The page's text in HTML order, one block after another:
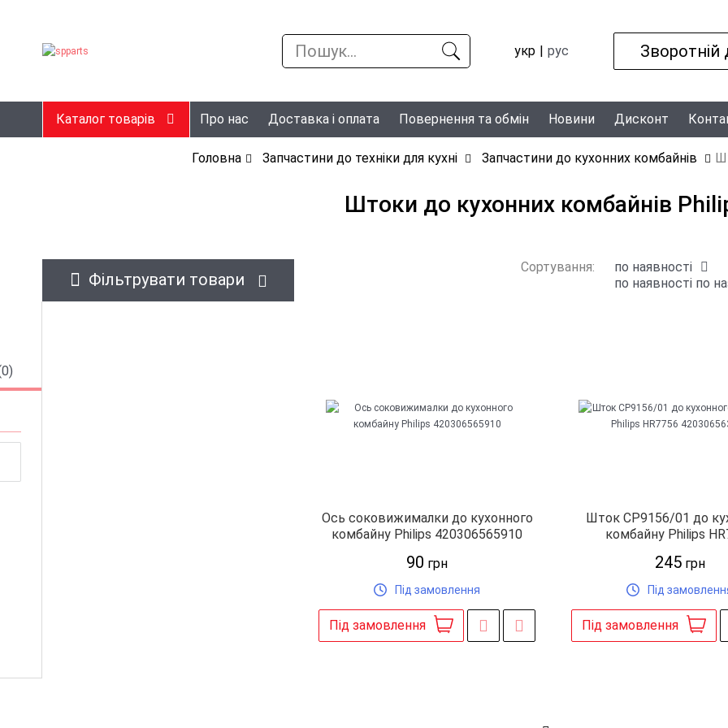
укр рус Зворотній
Каталог товарів Про нас Доставка і оплата Повернення та обмін Новини Дисконт
Головна Запчастини до техніки для кухні Запчастини до кухонних комбайнів
Штоки до кухонних комбайнів
Фільтрувати товари
Сортування:
по наявності
по наявності по
Ось соковижималки до кухонного
комбайну Philips 420306565910
90 грн
Під замовлення
Під замовлення
Шток CP9156/01 до
комбайну Philips
245грн
Під
Під замовлення